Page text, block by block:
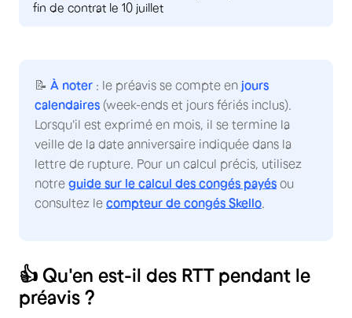
fin de contrat le 10 juillet
📝 À noter : le préavis se compte en jours
calendaires (week-ends et jours fériés inclus).
Lorsqu'il est exprimé en mois, il se termine la
veille de la date anniversaire indiquée dans la
lettre de rupture. Pour un calcul précis, utilisez
notre guide sur le calcul des congés payés ou
consultez le compteur de congés Skello
👍 Qu'en est-il des RTT pendant le
préavis ?